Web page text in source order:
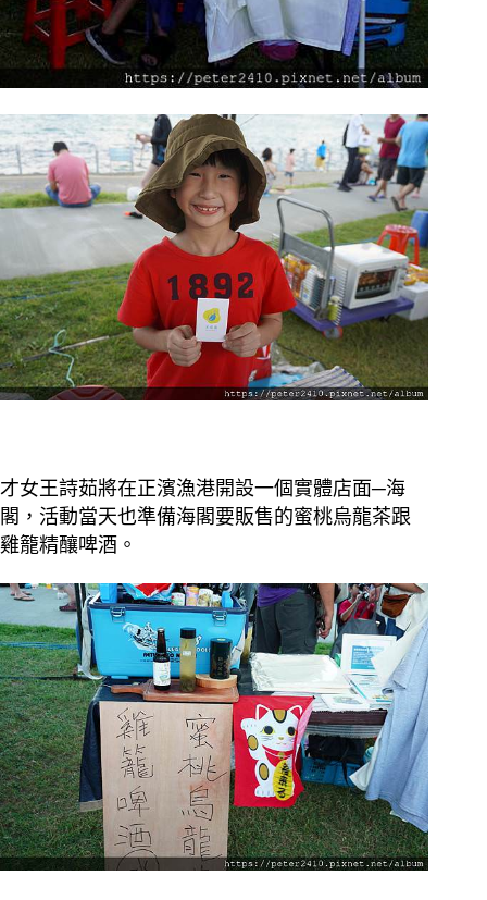
才女王詩茹將在正濱漁港開設一個實體店面─海
閣，活動當天也準備海閣要販售的蜜桃烏龍茶跟
雞籠精釀啤酒。